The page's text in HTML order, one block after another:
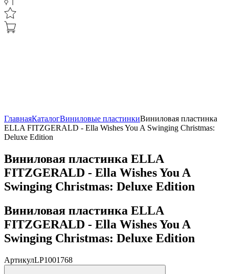
ГлавнаяКаталогВиниловые пластинкиВиниловая пластинка
ELLA FITZGERALD - Ella Wishes You A Swinging Christmas:
Deluxe Edition
Виниловая пластинка ELLA
FITZGERALD - Ella Wishes You A
Swinging Christmas: Deluxe Edition
Виниловая пластинка ELLA
FITZGERALD - Ella Wishes You A
Swinging Christmas: Deluxe Edition
АртикулLP1001768